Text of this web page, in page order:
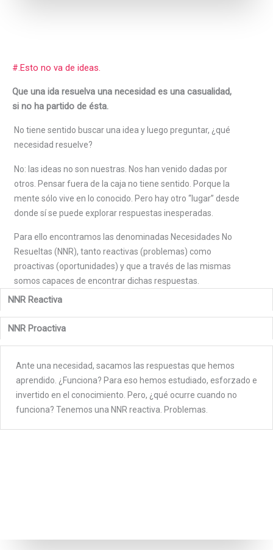
#.Esto no va de ideas.
Que una ida resuelva una necesidad es una casualidad,
si no ha partido de ésta.
No tiene sentido buscar una idea y luego preguntar, ¿qué
necesidad resuelve?
No: las ideas no son nuestras. Nos han venido dadas por
otros. Pensar fuera de la caja no tiene sentido. Porque la
mente sólo vive en lo conocido. Pero hay otro “lugar” desde
donde sí se puede explorar respuestas inesperadas.
Para ello encontramos las denominadas Necesidades No
Resueltas (NNR), tanto reactivas (problemas) como
proactivas (oportunidades) y que a través de las mismas
somos capaces de encontrar dichas respuestas.
NNR Reactiva
NNR Proactiva
Ante una necesidad, sacamos las respuestas que hemos
aprendido. ¿Funciona? Para eso hemos estudiado, esforzado e
invertido en el conocimiento. Pero, ¿qué ocurre cuando no
funciona? Tenemos una NNR reactiva. Problemas.